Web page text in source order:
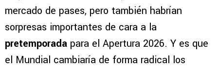
mercado de pases, pero también habrían
sorpresas importantes de cara a la
pretemporada para el Apertura 2026. Y es que
el Mundial cambiaría de forma radical los